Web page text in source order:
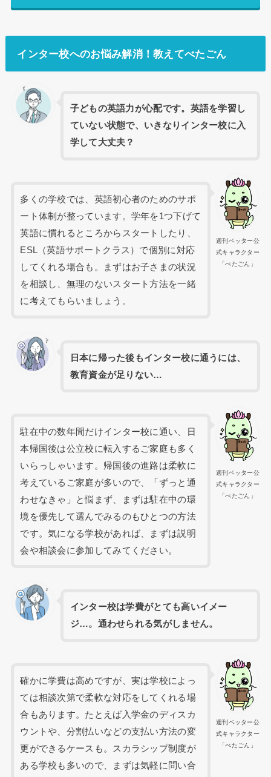
インター校へのお悩み解消！教えてべたごん
子どもの英語力が心配です。英語を学習し
ていない状態で、いきなりインター校に入
学して大丈夫？
週刊ベッター公
式キャラクター
「べたごん」
多くの学校では、英語初心者のためのサポ
ート体制が整っています。学年を1つ下げて
英語に慣れるところからスタートしたり、
ESL（英語サポートクラス）で個別に対応
してくれる場合も。まずはお子さまの状況
を相談し、無理のないスタート方法を一緒
に考えてもらいましょう。
日本に帰った後もインター校に通うには、
教育資金が足りない…
週刊ベッター公
式キャラクター
「べたごん」
駐在中の数年間だけインター校に通い、日
本帰国後は公立校に転入するご家庭も多く
いらっしゃいます。帰国後の進路は柔軟に
考えているご家庭が多いので、「ずっと通
わせなきゃ」と悩まず、まずは駐在中の環
境を優先して選んでみるのもひとつの方法
です。気になる学校があれば、まずは説明
会や相談会に参加してみてください。
インター校は学費がとても高いイメー
ジ…。通わせられる気がしません。
週刊ベッター公
式キャラクター
「べたごん」
確かに学費は高めですが、実は学校によっ
ては相談次第で柔軟な対応をしてくれる場
合もあります。たとえば入学金のディスカ
ウントや、分割払いなどの支払い方法の変
更ができるケースも。スカラシップ制度が
ある学校も多いので、まずは気軽に問い合